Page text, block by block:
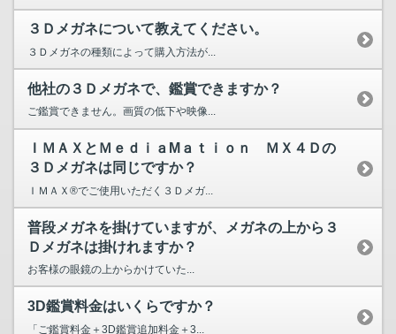
３Ｄメガネについて教えてください。
３Ｄメガネの種類によって購入方法が...
他社の３Ｄメガネで、鑑賞できますか？
ご鑑賞できません。画質の低下や映像...
ＩＭＡＸとＭｅｄｉａMａｔｉｏｎ ＭＸ４Ｄの
３Ｄメガネは同じですか？
ＩＭＡＸ®でご使用いただく３Ｄメガ...
普段メガネを掛けていますが、メガネの上から３
Ｄメガネは掛けれますか？
お客様の眼鏡の上からかけていた...
3D鑑賞料金はいくらですか？
「ご鑑賞料金＋3D鑑賞追加料金＋3...